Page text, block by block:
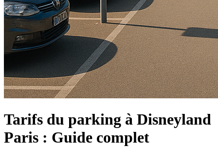
Tarifs du parking à Disneyland
Paris : Guide complet